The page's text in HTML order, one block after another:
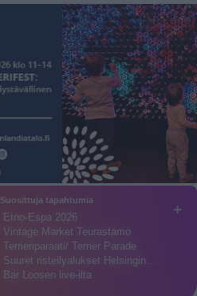
+
Suosittuja tapahtumia
Etno-Espa 2026
Vintage Market Teurastamo
Terrieriparaati/ Terrier Parade
Suuret risteilyalukset Helsingin…
Bar Loosen live-ilta